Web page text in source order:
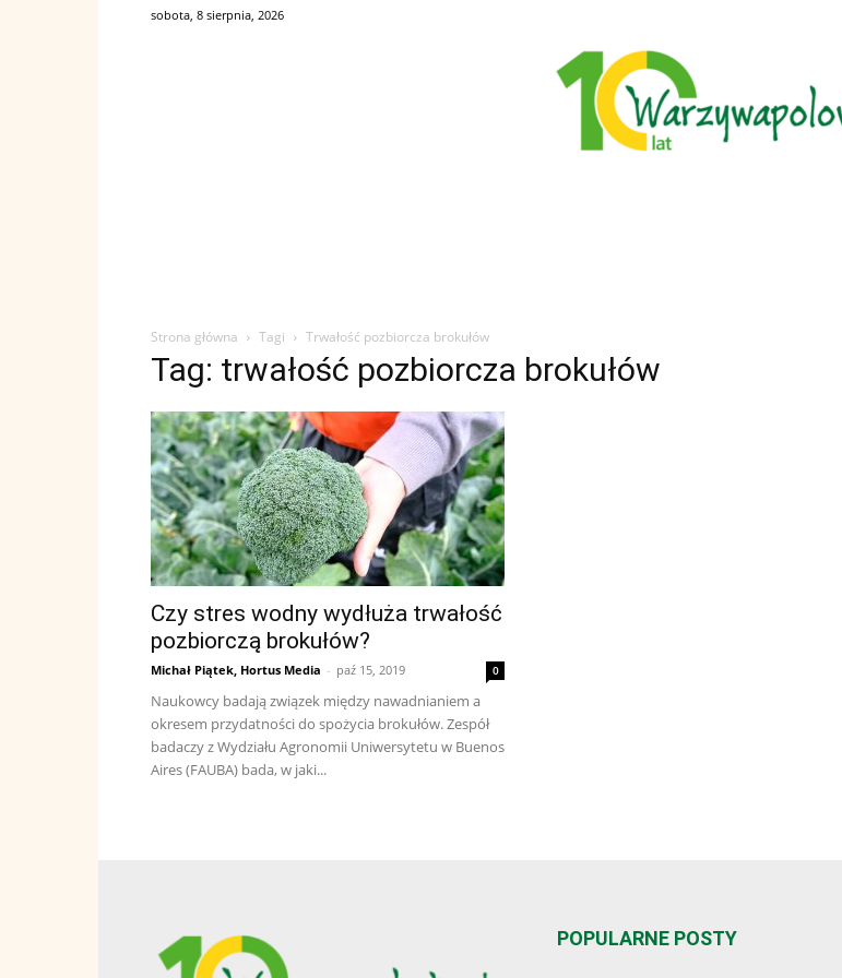
sobota, 8 sierpnia, 2026
Strona główna Tagi Trwałość pozbiorcza brokułów
Tag: trwałość pozbiorcza brokułów
Czy stres wodny wydłuża trwałość
pozbiorczą brokułów?
Michał Piątek, Hortus Media - paź 15, 2019 0
Naukowcy badają związek między nawadnianiem a
okresem przydatności do spożycia brokułów. Zespół
badaczy z Wydziału Agronomii Uniwersytetu w Buenos
Aires (FAUBA) bada, w jaki...
POPULARNE POSTY